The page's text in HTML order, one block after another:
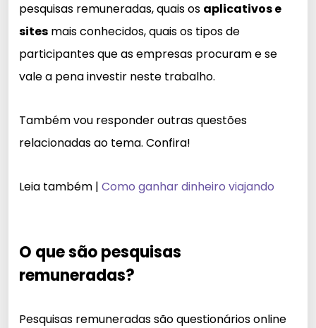
pesquisas remuneradas, quais os aplicativos e
sites mais conhecidos, quais os tipos de
participantes que as empresas procuram e se
vale a pena investir neste trabalho.
Também vou responder outras questões
relacionadas ao tema. Confira!
Leia também | Como ganhar dinheiro viajando
O que são pesquisas
remuneradas?
Pesquisas remuneradas são questionários online